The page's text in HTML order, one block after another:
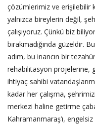
çözümlerimiz ve erişilebilir
yalnızca bireylerin değil,
çalışıyoruz. Çünkü biz
bırakmadığında güzeldir.
adım, bu inancın bir
rehabilitasyon projelerine,
ihtiyaç sahibi
kadar her çalışma,
merkezi haline getirme
Kahramanmaraş’ı,